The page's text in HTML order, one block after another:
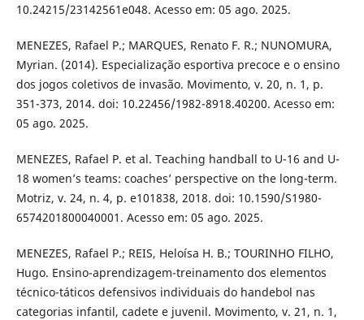
10.24215/23142561e048. Acesso em: 05 ago. 2025.
MENEZES, Rafael P.; MARQUES, Renato F. R.; NUNOMURA,
Myrian. (2014). Especialização esportiva precoce e o ensino
dos jogos coletivos de invasão. Movimento, v. 20, n. 1, p.
351-373, 2014. doi: 10.22456/1982-8918.40200. Acesso em:
05 ago. 2025.
MENEZES, Rafael P. et al. Teaching handball to U-16 and U-
18 women’s teams: coaches’ perspective on the long-term.
Motriz, v. 24, n. 4, p. e101838, 2018. doi: 10.1590/S1980-
6574201800040001. Acesso em: 05 ago. 2025.
MENEZES, Rafael P.; REIS, Heloísa H. B.; TOURINHO FILHO,
Hugo. Ensino-aprendizagem-treinamento dos elementos
técnico-táticos defensivos individuais do handebol nas
categorias infantil, cadete e juvenil. Movimento, v. 21, n. 1,